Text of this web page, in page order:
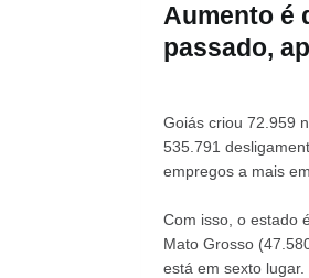
Aumento é
passado,
Goiás criou 72.959
535.791
empregos a mais
Com isso, o estado
Mato Grosso
está em sexto